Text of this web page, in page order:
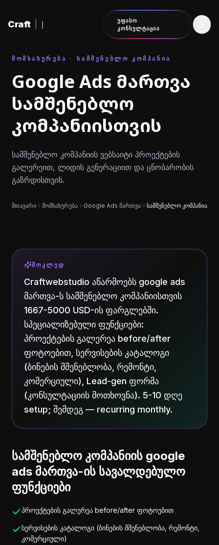
Craft
ᲣᲤᲐᲡᲝ
ᲙᲝᲜᲡᲣᲚᲢᲐᲪᲘᲐ
ᲛᲝᲛᲡᲐᲮᲣᲠᲔᲑᲐ · ᲡᲐᲛᲨᲔᲜᲔᲑᲚᲝ ᲙᲝᲛᲞᲐᲜᲘᲐ
Google Ads მართვა
სამშენებლო
კომპანიისთვის
სამშენებლო კომპანიის ვებსაიტი პროექტების
გალერეით, ლიდის გენერაციით და ცნობარობის
გაზრდისთვის.
მთავარი მომსახურება Google Ads მართვა სამშენებლო კომპანია
ᲛᲝᲙᲚᲔᲓ
Craftwebstudio აწარმოებს google ads
მართვა-ს სამშენებლო კომპანიისთვის
1667-5000 USD-ის ფარგლებში.
სპეციალიზებული ფუნქციები:
პროექტების გალერეა before/after
ფოტოებით, სერვისების კატალოგი
(ბინების მშენებლობა, რემონტი,
კომერციული), Lead-gen ფორმა
(კონსულტაციის მოთხოვნა). 5-10 დღე
setup; შემდეგ — recurring monthly.
სამშენებლო კომპანიის google
ads მართვა-ის სავალდებულო
ფუნქციები
პროექტების გალერეა before/after ფოტოებით
სერვისების კატალოგი (ბინების მშენებლობა, რემონტი,
კომერციული)